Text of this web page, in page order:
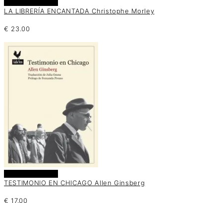
LA LIBRERÍA ENCANTADA Christophe Morley
€ 23.00
TESTIMONIO EN CHICAGO Allen Ginsberg
€ 17.00